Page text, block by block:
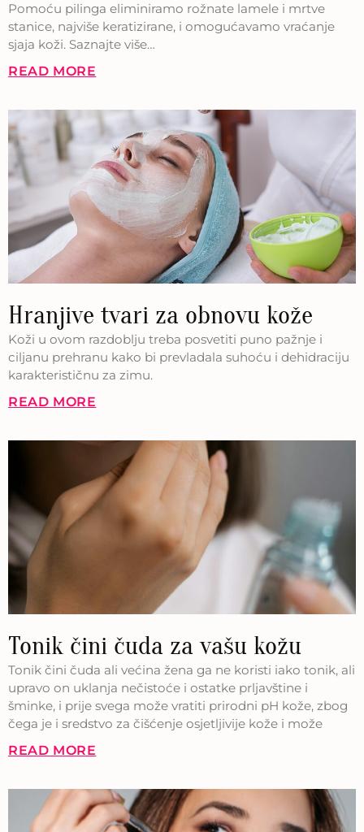
Pomoću pilinga eliminiramo rožnate lamele i mrtve
stanice, najviše keratizirane, i omogućavamo vraćanje
sjaja koži. Saznajte više…
READ MORE
Hranjive tvari za obnovu kože
Koži u ovom razdoblju treba posvetiti puno pažnje i
ciljanu prehranu kako bi prevladala suhoću i dehidraciju
karakterističnu za zimu.
READ MORE
Tonik čini čuda za vašu kožu
Tonik čini čuda ali većina žena ga ne koristi iako tonik, ali
upravo on uklanja nečistoće i ostatke prljavštine i
šminke, i prije svega može vratiti prirodni pH kože, zbog
čega je i sredstvo za čišćenje osjetljivije kože i može
READ MORE